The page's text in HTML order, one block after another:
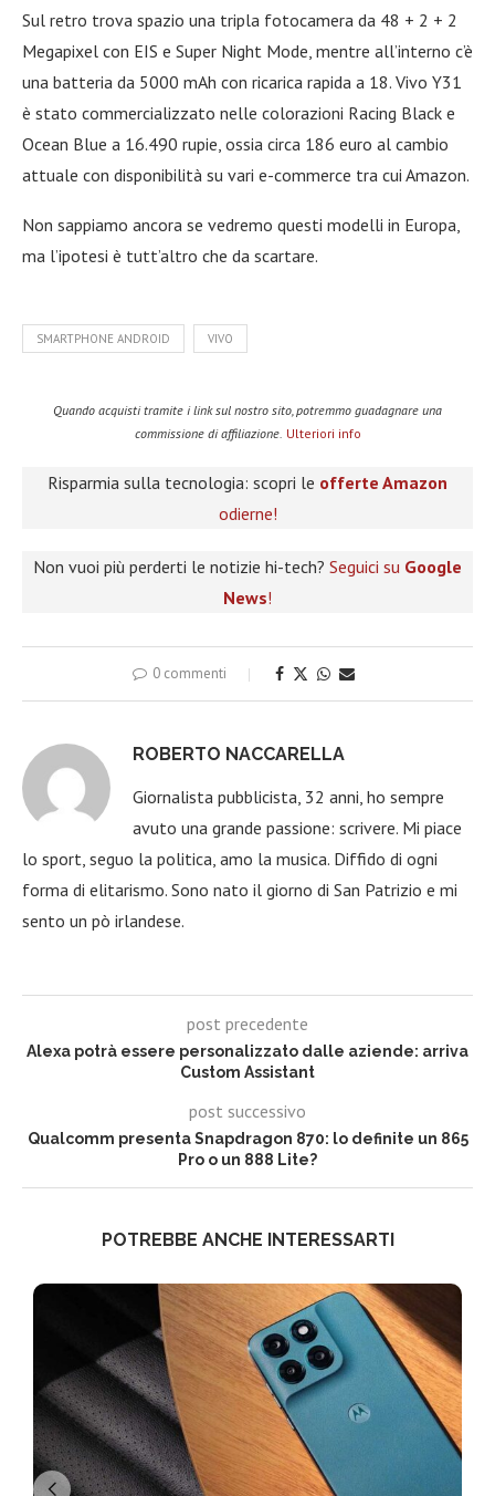
Sul retro trova spazio una tripla fotocamera da 48 + 2 + 2
Megapixel con EIS e Super Night Mode, mentre all’interno c’è
una batteria da 5000 mAh con ricarica rapida a 18. Vivo Y31
è stato commercializzato nelle colorazioni Racing Black e
Ocean Blue a 16.490 rupie, ossia circa 186 euro al cambio
attuale con disponibilità su vari e-commerce tra cui Amazon.
Non sappiamo ancora se vedremo questi modelli in Europa,
ma l’ipotesi è tutt’altro che da scartare.
SMARTPHONE ANDROID VIVO
Quando acquisti tramite i link sul nostro sito, potremmo guadagnare una
commissione di affiliazione. Ulteriori info
Risparmia sulla tecnologia: scopri le offerte Amazon
odierne!
Non vuoi più perderti le notizie hi-tech? Seguici su Google
News!
0 commenti
ROBERTO NACCARELLA
Giornalista pubblicista, 32 anni, ho sempre
avuto una grande passione: scrivere. Mi piace
lo sport, seguo la politica, amo la musica. Diffido di ogni
forma di elitarismo. Sono nato il giorno di San Patrizio e mi
sento un pò irlandese.
post precedente
Alexa potrà essere personalizzato dalle aziende: arriva
Custom Assistant
post successivo
Qualcomm presenta Snapdragon 870: lo definite un 865
Pro o un 888 Lite?
POTREBBE ANCHE INTERESSARTI